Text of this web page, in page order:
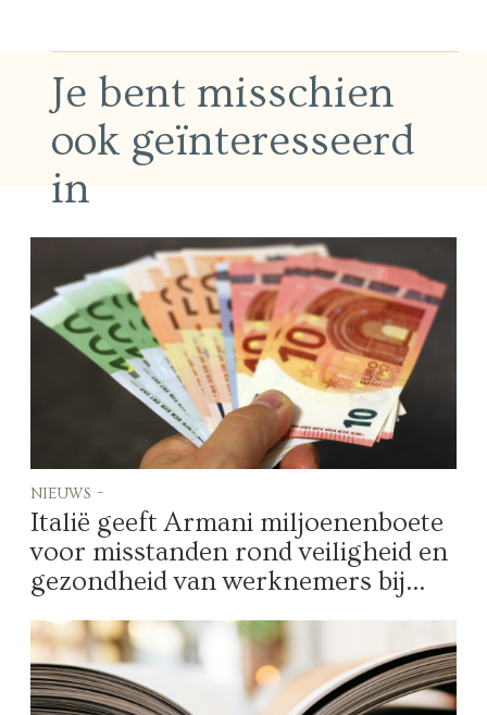
Je bent misschien
ook geïnteresseerd
in
nieuws -
Italië geeft Armani miljoenenboete
voor misstanden rond veiligheid en
gezondheid van werknemers bij...